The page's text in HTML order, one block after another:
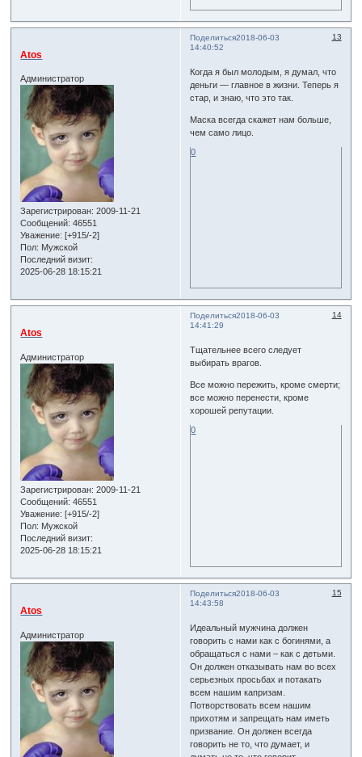
Поделиться 13
2018-06-03
14:40:52
Atos
Администратор
Зарегистрирован: 2009-11-21
Сообщений: 46551
Уважение: [+915/-2]
Пол: Мужской
Последний визит:
2025-06-28 18:15:21
Когда я был молодым, я думал, что
деньги — главное в жизни. Теперь я
стар, и знаю, что это так.
Маска всегда скажет нам больше,
чем само лицо.
0
Поделиться 14
2018-06-03
14:41:29
Atos
Администратор
Зарегистрирован: 2009-11-21
Сообщений: 46551
Уважение: [+915/-2]
Пол: Мужской
Последний визит:
2025-06-28 18:15:21
Тщательнее всего следует
выбирать врагов.
Все можно пережить, кроме смерти;
все можно перенести, кроме
хорошей репутации.
0
Поделиться 15
2018-06-03
14:43:58
Atos
Администратор
Идеальный мужчина должен
говорить с нами как с богинями, а
обращаться с нами – как с детьми.
Он должен отказывать нам во всех
серьезных просьбах и потакать
всем нашим капризам.
Потворствовать всем нашим
прихотям и запрещать нам иметь
призвание. Он должен всегда
говорить не то, что думает, и